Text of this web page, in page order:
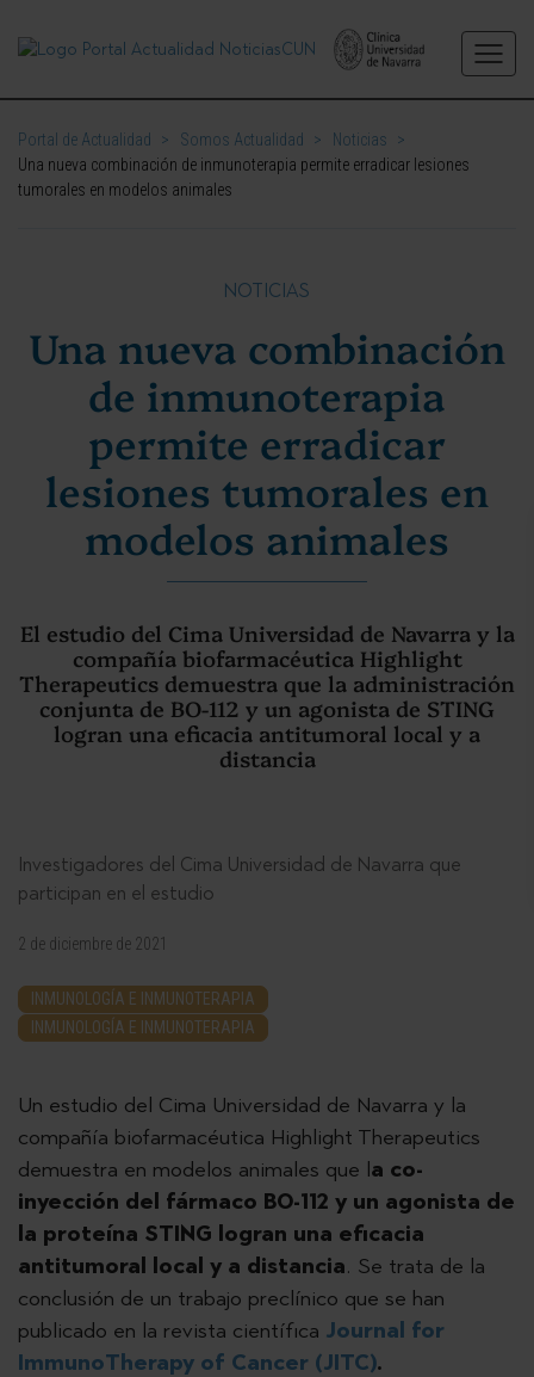
Portal de Actualidad > Somos Actualidad > Noticias
>
Una nueva combinación de inmunoterapia permite erradicar lesiones
tumorales en modelos animales
NOTICIAS
Una nueva combinación
de inmunoterapia
permite erradicar
lesiones tumorales en
modelos animales
El estudio del Cima Universidad de Navarra y la
compañía biofarmacéutica Highlight
Therapeutics demuestra que la administración
conjunta de BO-112 y un agonista de STING
logran una eficacia antitumoral local y a
distancia
Investigadores del Cima Universidad de Navarra que
participan en el estudio
2 de diciembre de 2021
INMUNOLOGÍA E INMUNOTERAPIA
INMUNOLOGÍA E INMUNOTERAPIA
Un estudio del Cima Universidad de Navarra y la
compañía biofarmacéutica Highlight Therapeutics
demuestra en modelos animales que la co-
inyección del fármaco BO-112 y un agonista de
la proteína STING logran una eficacia
antitumoral local y a distancia. Se trata de la
conclusión de un trabajo preclínico que se han
publicado en la revista científica Journal for
ImmunoTherapy of Cancer (JITC).